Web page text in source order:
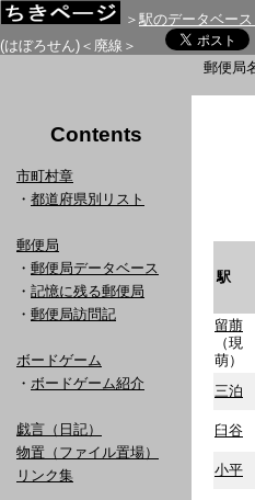
＞ 駅のデータベース
(はぼろせん)＜廃線＞
郵便局
Contents
市町村章
・ 都道府県別リスト
郵便局
・ 郵便局データベース
・ 記憶に残る郵便局
・ 郵便局訪問記
ボードゲーム
・ ボードゲーム紹介
戯言（日記）
物置（ファイル置場）
リンク集
駅
留萠
（現
萌）
三泊
臼谷
小平